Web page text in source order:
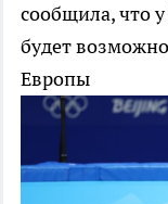
сообщила, что
будет
Европы